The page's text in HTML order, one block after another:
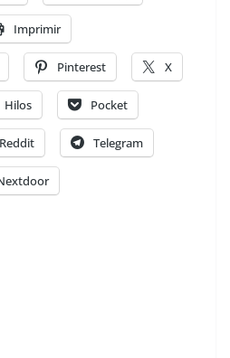
Imprimir
Pinterest X
Hilos Pocket
Reddit Telegram